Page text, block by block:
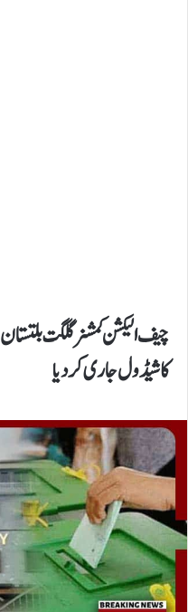
چیف الیکشن کمشنرگلگت
کاشیڈول جاری کردیا